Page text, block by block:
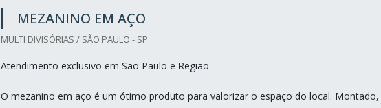
MEZANINO EM AÇO
MULTI DIVISÓRIAS / SÃO PAULO - SP
Atendimento exclusivo em São Paulo e Região
O mezanino em aço é um ótimo produto para valorizar o espaço do local. Montado,